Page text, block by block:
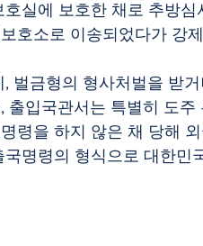
실에 보호한 채로 추방
호소로 이송되었다가 강
벌금형의 형사처벌을 받
입국관서는 특별히 도주
령을 하지 않은 채 당해
명령의 형식으로 대한민